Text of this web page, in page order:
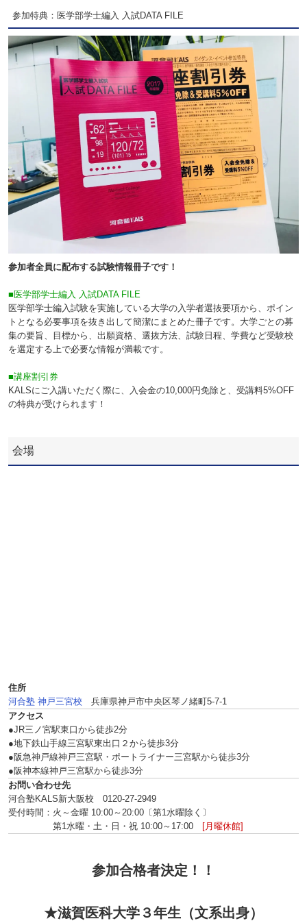
参加特典：医学部学士編入 入試DATA FILE
参加者全員に配布する試験情報冊子です！
■医学部学士編入 入試DATA FILE
医学部学士編入試験を実施している大学の入学者選抜要項から、ポイン
トとなる必要事項を抜き出して簡潔にまとめた冊子です。大学ごとの募
集の要旨、目標から、出願資格、選抜方法、試験日程、学費など受験校
を選定する上で必要な情報が満載です。
■講座割引券
KALSにご入講いただく際に、入会金の10,000円免除と、受講料5%OFF
の特典が受けられます！
会場
住所
河合塾 神戸三宮校 兵庫県神戸市中央区琴ノ緒町5-7-1
アクセス
●JR三ノ宮駅東口から徒歩2分
●地下鉄山手線三宮駅東出口２から徒歩3分
●阪急神戸線神戸三宮駅・ポートライナー三宮駅から徒歩3分
●阪神本線神戸三宮駅から徒歩3分
お問い合わせ先
河合塾KALS新大阪校 0120‐27‐2949
受付時間：火～金曜 10:00～20:00〔第1水曜除く〕
第1水曜・土・日・祝 10:00～17:00 [月曜休館]
参加合格者決定！！
★滋賀医科大学３年生（文系出身）